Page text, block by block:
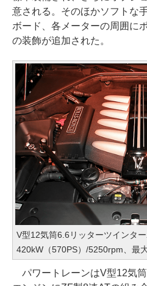
意される。そのほかソフトな
ボード、各メーターの周囲に
の装飾が追加された。
V型12気筒6.6リッターツインタ
420kW（570PS）/5250rpm、最
パワートレーンはV型12気